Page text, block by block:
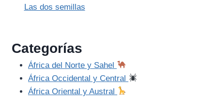
Las dos semillas
Categorías
África del Norte y Sahel
África Occidental y Central
África Oriental y Austral